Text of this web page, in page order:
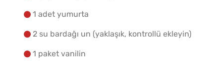
1 adet yumurta
2 su bardağı un (yaklaşık, kontrollü ekleyin)
1 paket vanilin